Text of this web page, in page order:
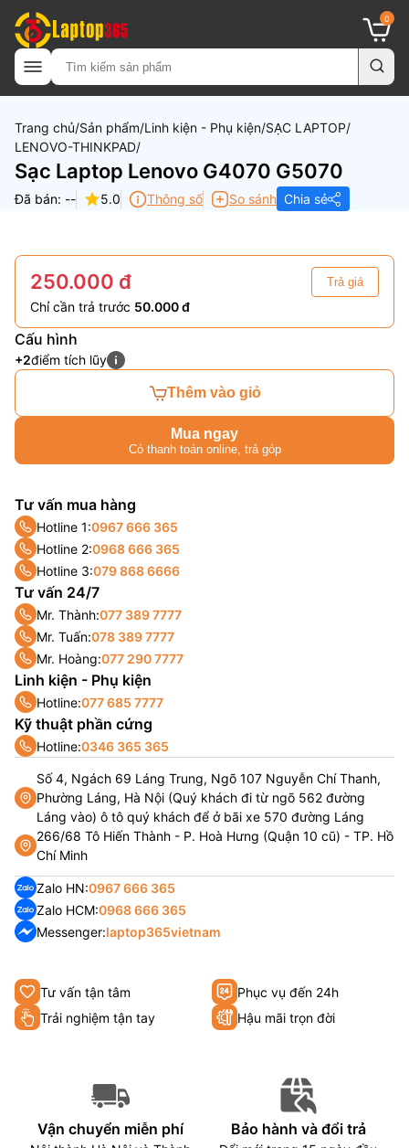
0
Trang chủ Sản phẩm Linh kiện - Phụ kiện SẠC LAPTOP
LENOVO-THINKPAD
Sạc Laptop Lenovo G4070 G5070
Đã bán: -- 5.0 Thông số So sánh Chia sẻ
Tư vấn tận tâm
Phục vụ đến 24h
Trải nghiệm tận tay
Hậu mãi trọn đời
Vận chuyển miễn phí Bảo hành và đổi trả
250.000 đ Trả giá
Chỉ cần trả trước 50.000 đ
Cấu hình
+2điểm tích lũy
Thêm vào giỏ
Mua ngay
Có thanh toán online, trả góp
Tư vấn mua hàng
Hotline 1:0967 666 365
Hotline 2:0968 666 365
Hotline 3:079 868 6666
Tư vấn 24/7
Mr. Thành:077 389 7777
Mr. Tuấn:078 389 7777
Mr. Hoàng:077 290 7777
Linh kiện - Phụ kiện
Hotline:077 685 7777
Kỹ thuật phần cứng
Hotline:0346 365 365
Số 4, Ngách 69 Láng Trung, Ngõ 107 Nguyễn Chí Thanh,
Phường Láng, Hà Nội (Quý khách đi từ ngõ 562 đường
Láng vào) ô tô quý khách để ở bãi xe 570 đường Láng
266/68 Tô Hiến Thành - P. Hoà Hưng (Quận 10 cũ) - TP. Hồ
Chí Minh
Zalo HN:0967 666 365
Zalo HCM:0968 666 365
Messenger:laptop365vietnam